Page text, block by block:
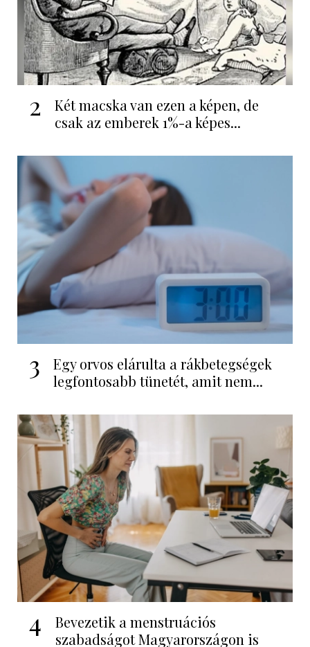
2
Két macska van ezen a képen, de
csak az emberek 1%-a képes...
3
Egy orvos elárulta a rákbetegségek
legfontosabb tünetét, amit nem...
4
Bevezetik a menstruációs
szabadságot Magyarországon is